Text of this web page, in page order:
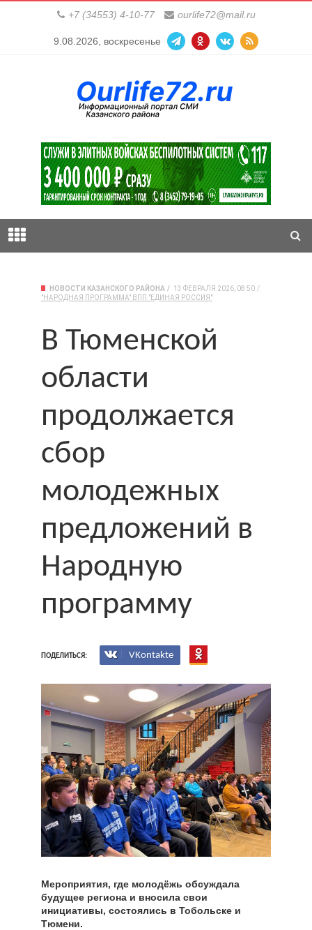
+7 (34553) 4-10-77 ourlife72@mail.ru
9.08.2026, воскресенье
НОВОСТИ КАЗАНСКОГО РАЙОНА
13 ФЕВРАЛЯ 2026, 08:50
"НАРОДНАЯ ПРОГРАММА" ВПП "ЕДИНАЯ РОССИЯ"
В Тюменской
области
продолжается
сбор
молодежных
предложений в
Народную
программу
ПОДЕЛИТЬСЯ: VKontakte
Мероприятия, где молодёжь обсуждала
будущее региона и вносила свои
инициативы, состоялись в Тобольске и
Тюмени.